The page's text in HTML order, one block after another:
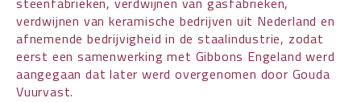
verdwijnen van keramische bedrijven uit Nederland en
afnemende bedrijvigheid in de staalindustrie, zodat
eerst een samenwerking met Gibbons Engeland werd
aangegaan dat later werd overgenomen door Gouda
Vuurvast.